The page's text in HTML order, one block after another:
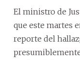
El ministro de
que este martes
reporte del